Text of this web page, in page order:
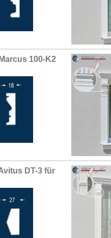
100-K2
DT-3 für